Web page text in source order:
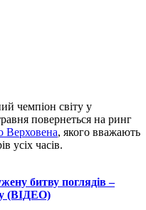
чемпіон світу у
повернеться на ринг
Верховена, якого вважають
усіх часів.
битву поглядів –
(ВІДЕО)